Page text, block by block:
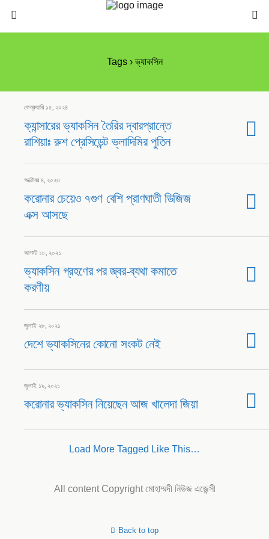
Tags › ভ্যাকসিন
ফেব্রুয়ারি ১৫, ২০২৪
ক্যান্সারের ভ্যাকসিন তৈরির দ্বারপ্রান্তে
রাশিয়াঃ রুশ প্রেসিডেন্ট ভ্লাদিমির পুতিন
অক্টোবর ৪, ২০২৩
করোনার চেয়েও ৭গুণ বেশি প্রাণঘাতী ডিজিজ
এক্স আসছে
আগস্ট ১৮, ২০২১
ভ্যাকসিন গ্রহণের পর জ্বর-ব্যথা কমাতে
করণীয়
জুলাই ২৮, ২০২১
দেশে ভ্যাকসিনের কোনো সংকট নেই
জুলাই ১৯, ২০২১
করোনার ভ্যাকসিন নিয়েছেন আজ খালেদা জিয়া
Load More Tagged Like This…
All content Copyright মোহাম্মদী নিউজ এজেন্সী
Back to top